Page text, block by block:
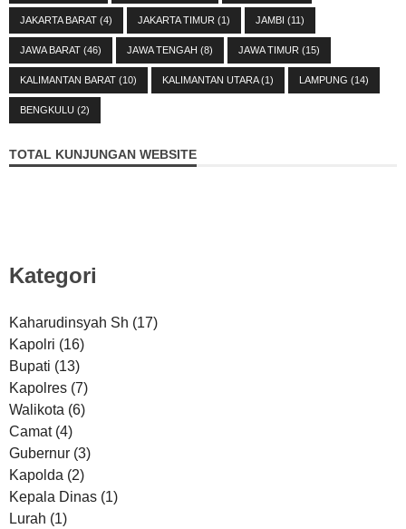
JAKARTA BARAT (4) JAKARTA TIMUR (1) JAMBI (11)
JAWA BARAT (46) JAWA TENGAH (8) JAWA TIMUR (15)
KALIMANTAN BARAT (10) KALIMANTAN UTARA(1) LAMPUNG (14)
BENGKULU (2)
TOTAL KUNJUNGAN WEBSITE
Kategori
Kaharudinsyah Sh (17)
Kapolri (16)
Bupati (13)
Kapolres (7)
Walikota (6)
Camat (4)
Gubernur (3)
Kapolda (2)
Kepala Dinas (1)
Lurah (1)